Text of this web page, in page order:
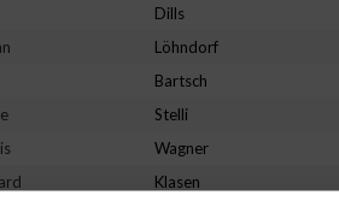
Dills
Löhndorf
Bartsch
Stelli
Wagner
Klasen